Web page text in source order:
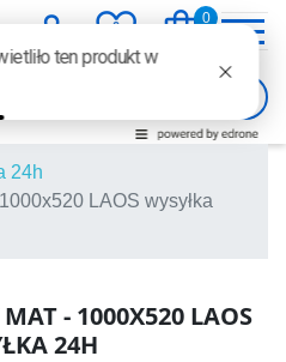
person favorite
0 shopping_bag0
24h
LAOS wysyłka
- 1000X520 LAOS
24H